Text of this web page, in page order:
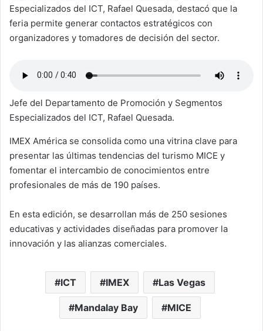
Especializados del ICT, Rafael Quesada, destacó que la
feria permite generar contactos estratégicos con
organizadores y tomadores de decisión del sector.
Jefe del Departamento de Promoción y Segmentos
Especializados del ICT, Rafael Quesada.
IMEX América se consolida como una vitrina clave para
presentar las últimas tendencias del turismo MICE y
fomentar el intercambio de conocimientos entre
profesionales de más de 190 países.
En esta edición, se desarrollan más de 250 sesiones
educativas y actividades diseñadas para promover la
innovación y las alianzas comerciales.
ICT IMEX Las Vegas
Mandalay Bay MICE